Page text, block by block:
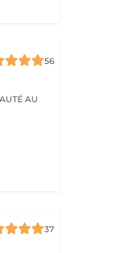
56
37